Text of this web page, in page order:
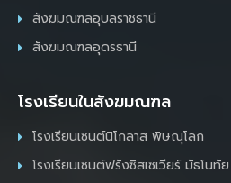
สังฆมณฑลอุบลราชธานี
สังฆมณฑลอุดรธานี
โรงเรียนในสังฆมณฑล
โรงเรียนเซนต์นิโกลาส พิษณุโลก
โรงเรียนเซนต์ฟรังซิสเซเวียร์ มัธโนทัย